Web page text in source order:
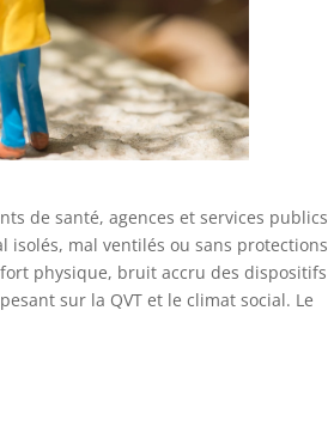
de santé, agences et services publics
isolés, mal ventilés ou sans protections
physique, bruit accru des
sur la QVT et le climat social. Le